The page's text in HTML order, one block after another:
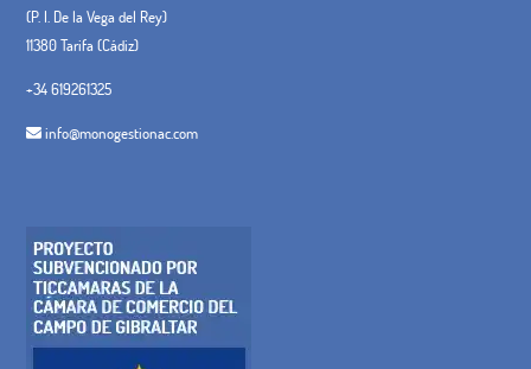
(P. I. De la Vega del Rey)
11380 Tarifa (Cádiz)
+34 619261325
info@monogestionac.com